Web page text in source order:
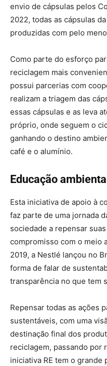
envio de cápsulas pelos
2022, todas as cápsulas
produzidas com pelo
Como parte do esforço
reciclagem mais
possui parcerias com
realizam a triagem das
essas cápsulas e as leva
próprio, onde seguem o
ganhando o destino
café e o alumínio.
Educação
Esta iniciativa de apoio à
faz parte de uma jornada
sociedade a repensar
compromisso com o meio
2019, a Nestlé lançou no
forma de falar de
transparência no que tem
Repensar todas as ações
sustentáveis, com uma
destinação final dos
reciclagem, passando por
iniciativa RE tem o grande